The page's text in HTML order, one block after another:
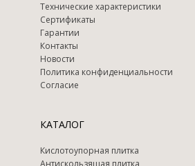
Технические характеристики
Сертификаты
Гарантии
Контакты
Новости
Политика конфиденциальности
Согласие
КАТАЛОГ
Кислотоупорная плитка
Антискользящая плитка